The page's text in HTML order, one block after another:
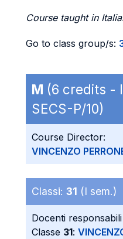
Course taught in
Go to class group/s:
M (6 credits -
SECS-P/10)
Course Director:
VINCENZO
Classi: 31 (I sem.)
Docenti
Classe 31: